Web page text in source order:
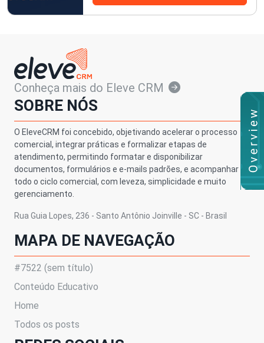
Conheça mais do Eleve CRM
SOBRE NÓS
O EleveCRM foi concebido, objetivando acelerar o processo
comercial, integrar práticas e formalizar etapas de
atendimento, permitindo formatar e disponibilizar
documentos, formulários e e-mails padrões, e acompanhar
todo o ciclo comercial, com leveza, simplicidade e muito
gerenciamento.
Rua Guia Lopes, 236 - Santo Antônio Joinville - SC - Brasil
MAPA DE NAVEGAÇÃO
#7522 (sem título)
Conteúdo Educativo
Home
Todos os posts